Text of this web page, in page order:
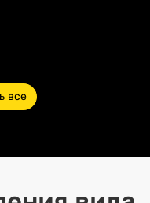
все